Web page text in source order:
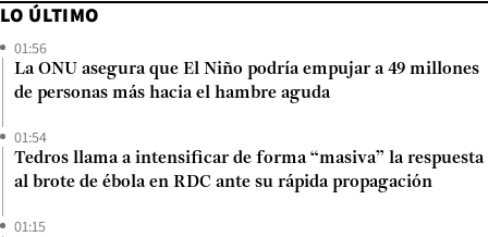
LO ÚLTIMO
01:56
La ONU asegura que El Niño podría empujar a 49 millones
de personas más hacia el hambre aguda
01:54
Tedros llama a intensificar de forma “masiva” la respuesta
al brote de ébola en RDC ante su rápida propagación
01:15